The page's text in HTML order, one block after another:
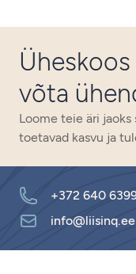
võta
Loome teie äri
toetavad kasvu ja
+372 640
info@liisinq.ee